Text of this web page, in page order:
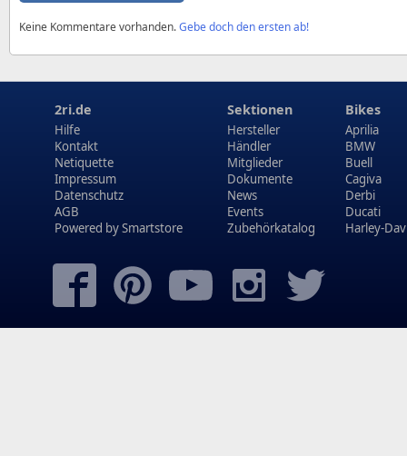
Keine Kommentare vorhanden.Gebe doch den ersten ab!
2ri.de
Hilfe
Kontakt
Netiquette
Impressum
Datenschutz
AGB
Powered bySmartstore
Sektionen
Hersteller
Händler
Mitglieder
Dokumente
News
Events
Zubehörkatalog
Bikes
Aprilia
BMW
Buell
Cagiva
Derbi
Ducati
Harley-